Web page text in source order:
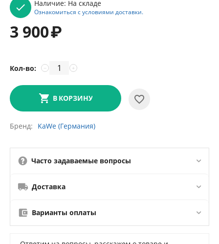
Наличие: На складе
Ознакомиться с условиями доставки.
3 900₽
Кол-во: +
−
В КОРЗИНУ
Бренд KaWe (Германия)
Часто задаваемые вопросы
Доставка
Варианты оплаты